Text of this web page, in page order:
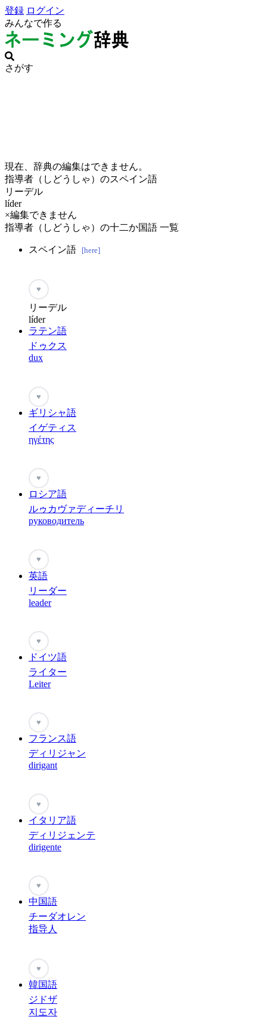
登録 ログイン
みんなで作る
さがす
現在、辞典の編集はできません。
指導者（しどうしゃ）のスペイン語
リーデル
líder
×編集できません
指導者（しどうしゃ）の十二か国語 一覧
スペイン語 [here]
♥
リーデル
líder
ラテン語
ドゥクス
dux
♥
ギリシャ語
イゲティス
ηγέτης
♥
ロシア語
ルゥカヴァディーチリ
руководитель
♥
英語
リーダー
leader
♥
ドイツ語
ライター
Leiter
♥
フランス語
ディリジャン
dirigant
♥
イタリア語
ディリジェンテ
dirigente
♥
中国語
チーダオレン
指导人
♥
韓国語
ジドザ
지도자